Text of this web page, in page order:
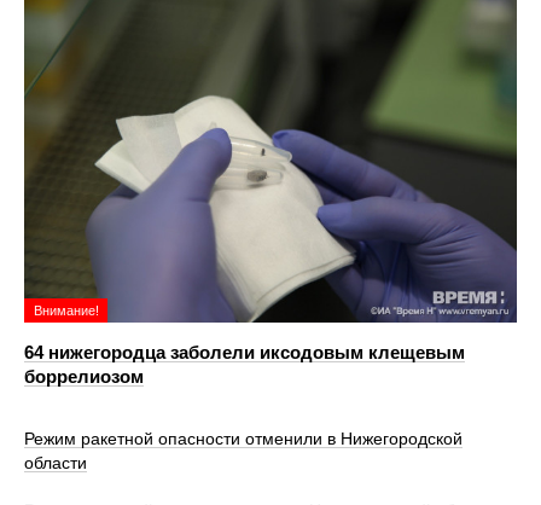
Внимание!
64 нижегородца заболели иксодовым клещевым
боррелиозом
Режим ракетной опасности отменили в Нижегородской
области